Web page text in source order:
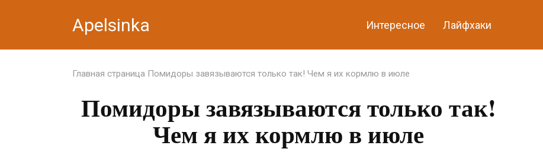
Apelsinka Интересное Лайфхаки
Главная страница Помидоры завязываются только так! Чем я их кормлю в июле
Помидоры завязываются только так!
Чем я их кормлю в июле